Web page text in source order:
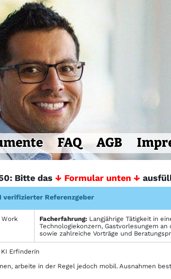
FAQ AGB
Bitte das ↓ Formular unten ↓
verifizierter Referenzgeber
Facher­fahrung: Langjährige Tätigkeit in
Technologiekonzern, Gastvorlesungem
sowie zahlreiche Vorträge und
Erfinderin
arbeite in der Regel jedoch mobil. Ausnahmen